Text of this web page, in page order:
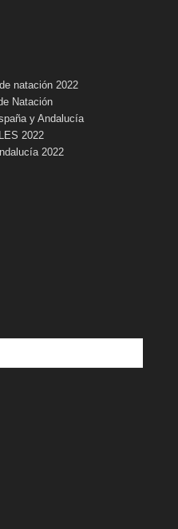
natación 2022
Natación
y Andalucía
2022
2022